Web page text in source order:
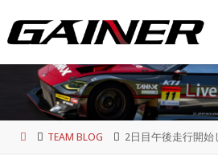
ホ
TEAM BLOG 2日目午後走行開始